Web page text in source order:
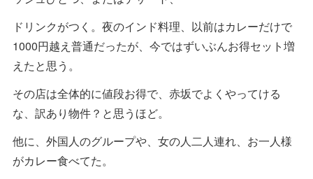
ドリンクがつく。夜のインド料理、以前はカレーだけで
1000円越え普通だったが、今ではずいぶんお得セット増
えたと思う。
その店は全体的に値段お得で、赤坂でよくやってける
な、訳あり物件？と思うほど。
他に、外国人のグループや、女の人二人連れ、お一人様
がカレー食べてた。